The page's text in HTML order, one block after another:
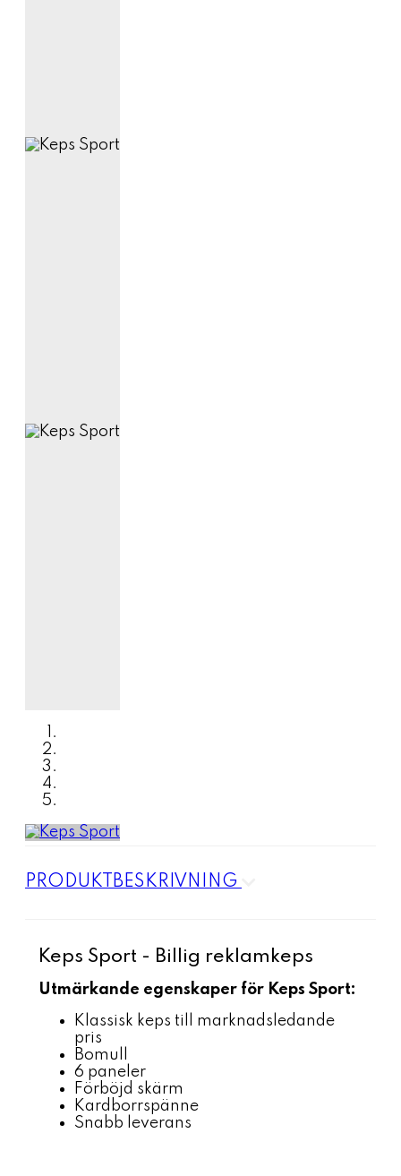
PRODUKTBESKRIVNING
Keps Sport - Billig reklamkeps
Utmärkande egenskaper för Keps Sport:
Klassisk keps till marknadsledande
pris
Bomull
6 paneler
Förböjd skärm
Kardborrspänne
Snabb leverans